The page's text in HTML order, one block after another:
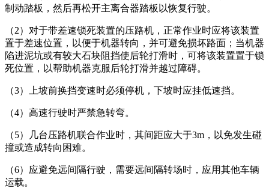
制动踏板，然后再松开主离合器踏板以恢复行驶。
（2）对于带差速锁死装置的压路机，正常作业时应将该装置
置于差速位置，以便于机器转向，并可避免损坏路面；当机器
陷进泥坑或有较大石块阻挡使后轮打滑时，可将该装置置于锁
死位置，以帮助机器克服后轮打滑并越过障碍。
（3）上坡前换挡变速时必须停机，下坡时应挂低速挡。
（4）高速行驶时严禁急转弯。
（5）几台压路机联合作业时，其间距应大于3m，以免发生碰
撞或造成转向困难。
（6）应避免远间隔行驶，需要远间隔转场时，应用其他车辆
运载。